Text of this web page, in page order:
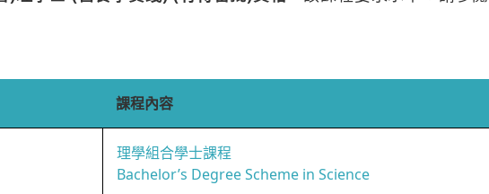
課程內容
理學組合學士課程
Bachelor’s Degree Scheme in Science